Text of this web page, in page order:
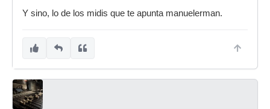
Y sino, lo de los midis que te apunta manuelerman.